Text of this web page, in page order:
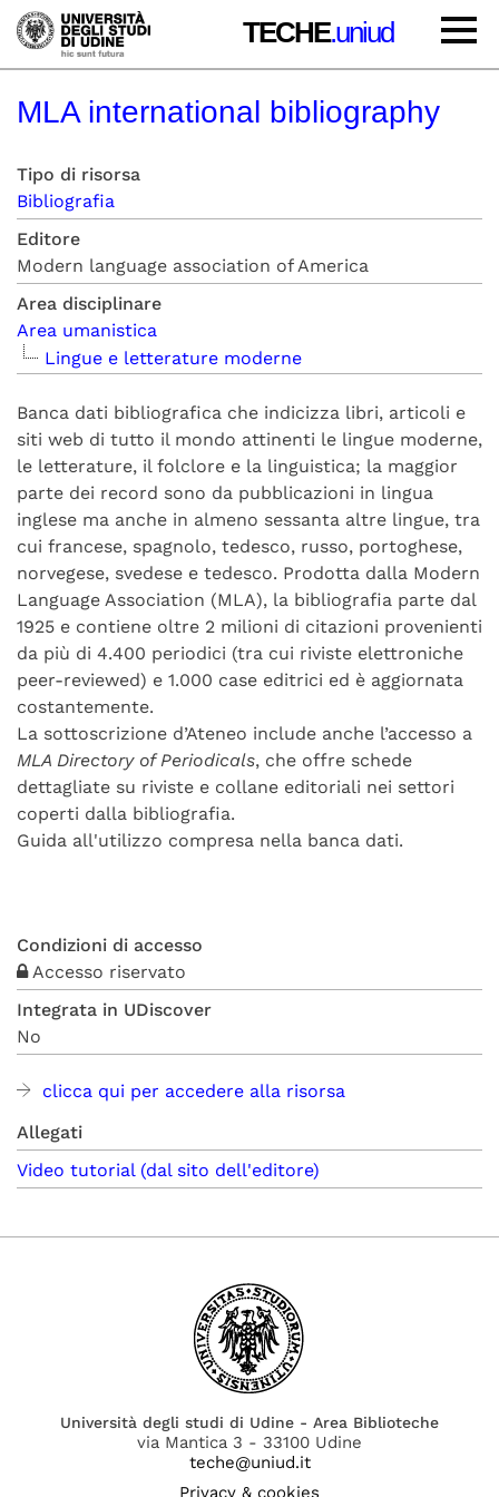
TECHE.uniud
MLA international bibliography
Tipo di risorsa
Bibliografia
Editore
Modern language association of America
Area disciplinare
Area umanistica
Lingue e letterature moderne
Banca dati bibliografica che indicizza libri, articoli e
siti web di tutto il mondo attinenti le lingue moderne,
le letterature, il folclore e la linguistica; la maggior
parte dei record sono da pubblicazioni in lingua
inglese ma anche in almeno sessanta altre lingue, tra
cui francese, spagnolo, tedesco, russo, portoghese,
norvegese, svedese e tedesco. Prodotta dalla Modern
Language Association (MLA), la bibliografia parte dal
1925 e contiene oltre 2 milioni di citazioni provenienti
da più di 4.400 periodici (tra cui riviste elettroniche
peer-reviewed) e 1.000 case editrici ed è aggiornata
costantemente.
La sottoscrizione d’Ateneo include anche l’accesso a
MLA Directory of Periodicals, che offre schede
dettagliate su riviste e collane editoriali nei settori
coperti dalla bibliografia.
Guida all'utilizzo compresa nella banca dati.
Condizioni di accesso
Accesso riservato
Integrata in UDiscover
No
clicca qui per accedere alla risorsa
Allegati
Video tutorial (dal sito dell'editore)
Università degli studi di Udine - Area Biblioteche
via Mantica 3 - 33100 Udine
teche@uniud.it
Privacy & cookies